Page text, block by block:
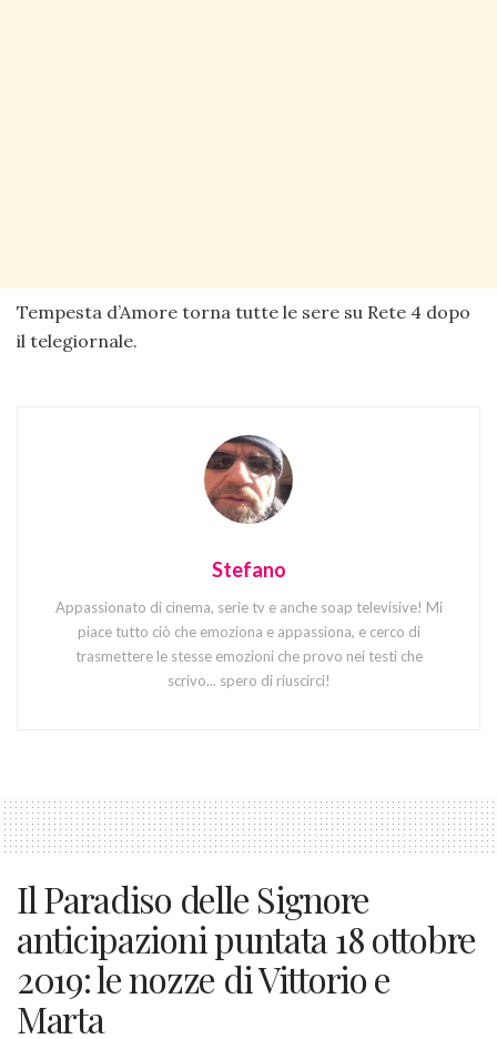
Tempesta d’Amore torna tutte le sere su Rete 4 dopo
il telegiornale.
Stefano
Appassionato di cinema, serie tv e anche soap televisive! Mi
piace tutto ciò che emoziona e appassiona, e cerco di
trasmettere le stesse emozioni che provo nei testi che
scrivo... spero di riuscirci!
Il Paradiso delle Signore
anticipazioni puntata 18 ottobre
2019: le nozze di Vittorio e
Marta